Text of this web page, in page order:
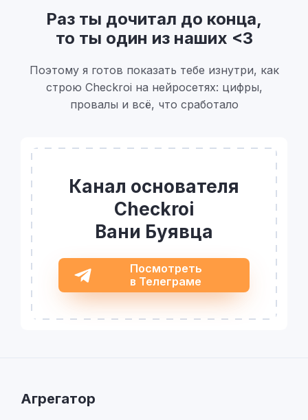
Раз ты дочитал до конца,
то ты один из наших <3
Поэтому я готов показать тебе изнутри, как
строю Checkroi на нейросетях: цифры,
провалы и всё, что сработало
Канал основателя
Checkroi
Вани Буявца
Посмотреть
в Телеграме
Агрегатор